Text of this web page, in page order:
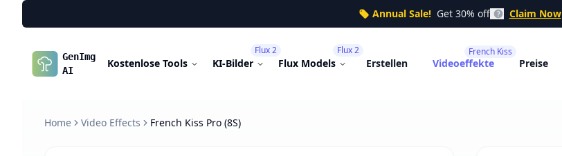
Annual Sale! Get 30% off Claim Now
GenImg
AI
Kostenlose Tools KI-Bilder
Flux 2
Flux Models
Flux 2
Erstellen Videoeffekte
French Kiss
Preise
Home Video Effects French Kiss Pro (8S)